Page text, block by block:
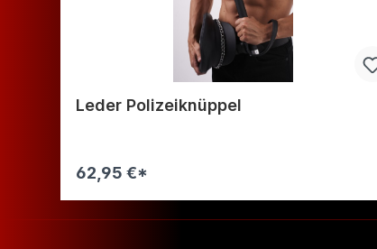
Leder Polizeiknüppel
62,95 €*